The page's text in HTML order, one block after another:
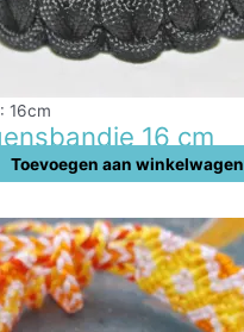
16cm
16 cm
Toevoegen aan winkelwagen